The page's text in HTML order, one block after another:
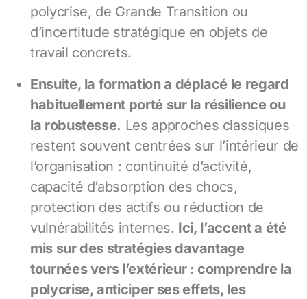
polycrise, de Grande Transition ou
d’incertitude stratégique en objets de
travail concrets.
Ensuite, la formation a déplacé le regard
habituellement porté sur la résilience ou
la robustesse. Les approches classiques
restent souvent centrées sur l’intérieur de
l’organisation : continuité d’activité,
capacité d’absorption des chocs,
protection des actifs ou réduction de
vulnérabilités internes. Ici, l’accent a été
mis sur des stratégies davantage
tournées vers l’extérieur : comprendre la
polycrise, anticiper ses effets, les